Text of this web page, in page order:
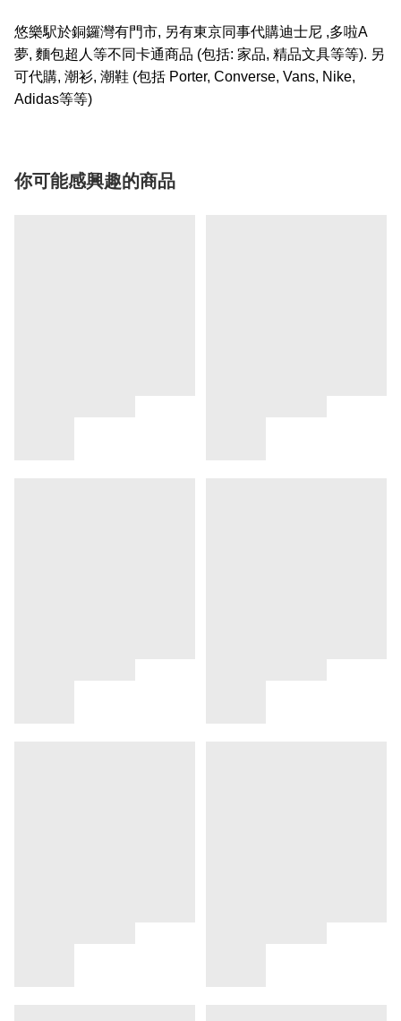
悠樂駅於銅鑼灣有門市, 另有東京同事代購迪士尼 ,多啦A
夢, 麵包超人等不同卡通商品 (包括: 家品, 精品文具等等). 另
可代購, 潮衫, 潮鞋 (包括 Porter, Converse, Vans, Nike,
Adidas等等)
你可能感興趣的商品